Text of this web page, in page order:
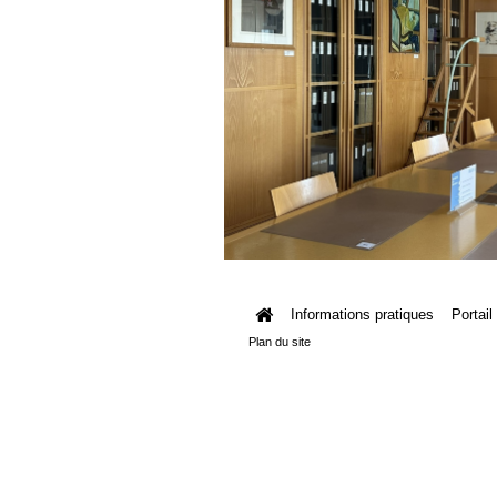
Informations pratiques
Plan du site